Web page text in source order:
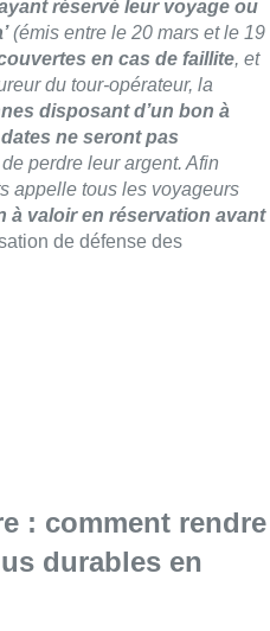
réservé leur voyage ou
(émis entre le 20 mars et le 19
en cas de faillite, et
du tour-opérateur, la
disposant d’un bon à
ne seront pas
perdre leur argent. Afin
appelle tous les voyageurs
à valoir en réservation avant
de défense des
: comment rendre
durables en